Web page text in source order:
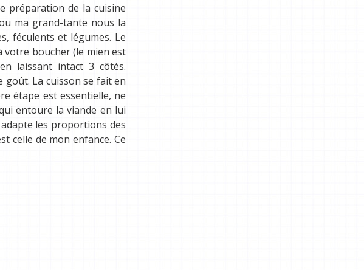
préparation de la cuisine
ma grand-tante nous la
féculents et légumes. Le
votre boucher (le mien est
laissant intact 3 côtés.
goût. La cuisson se fait en
étape est essentielle, ne
entoure la viande en lui
les proportions des
celle de mon enfance. Ce